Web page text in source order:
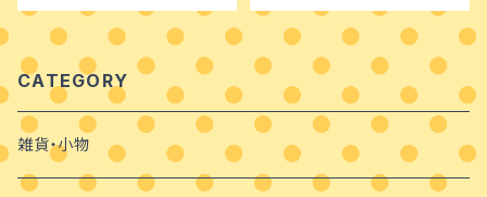
CATEGORY
雑貨・小物